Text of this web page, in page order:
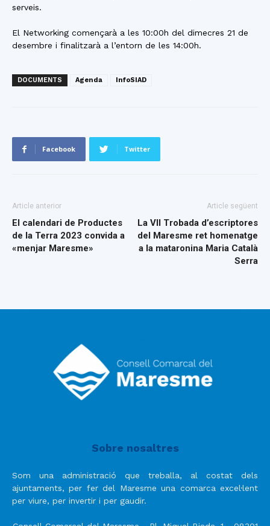
serveis.
El Networking començarà a les 10:00h del dimecres 21 de
desembre i finalitzarà a l’entorn de les 14:00h.
DOCUMENTS Agenda InfoSIAD
Facebook Twitter
Article anterior
El calendari de Productes
de la Terra 2023 convida a
«menjar Maresme»
Article següent
La VII Trobada d’escriptores
del Maresme ret homenatge
a la mataronina Maria Català
Serra
Sobre nosaltres
Som una administració que treballa, al costat dels
ajuntaments, per fer del Maresme una comarca excel·lent
per viure, per invertir i per gaudir.